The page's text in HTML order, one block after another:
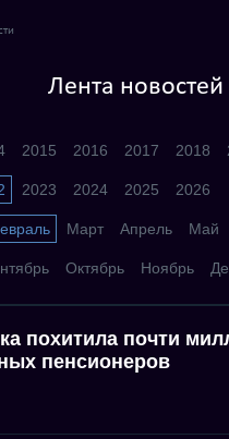
Лента новостей
2015 2016 2017 2018
2023 2024 2025 2026
Март Апрель Май
Октябрь Ноябрь
похитила почти
пенсионеров